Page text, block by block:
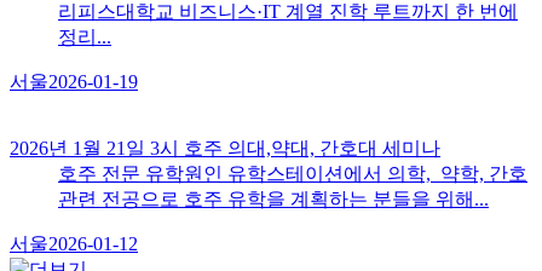
리피스대학교 비즈니스·IT 계열 진학 루트까지 한 번에
정리...
서울2026-01-19
2026년 1월 21일 3시 호주 의대,약대, 간호대 세미나
호주 전문 유학원인 유학스테이션에서 의학, 약학, 간호
관련 전공으로 호주 유학을 계획하는 분들을 위해...
서울2026-01-12